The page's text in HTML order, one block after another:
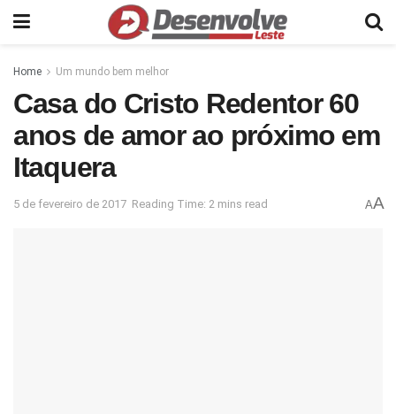
Home Um mundo bem melhor
Casa do Cristo Redentor 60
anos de amor ao próximo em
Itaquera
5 de fevereiro de 2017 Reading Time: 2 mins read AA